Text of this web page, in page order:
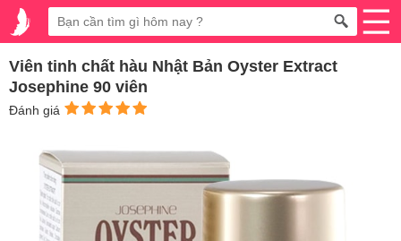
Viên tinh chất hàu Nhật Bản Oyster Extract
Josephine 90 viên
Đánh giá